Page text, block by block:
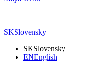
SKSlovensky
SKSlovensky
ENEnglish